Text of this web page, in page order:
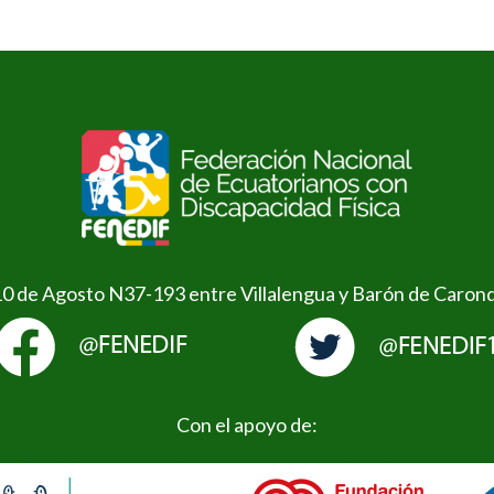
de Agosto N37-193 entre Villalengua y Barón de
Con el apoyo de: